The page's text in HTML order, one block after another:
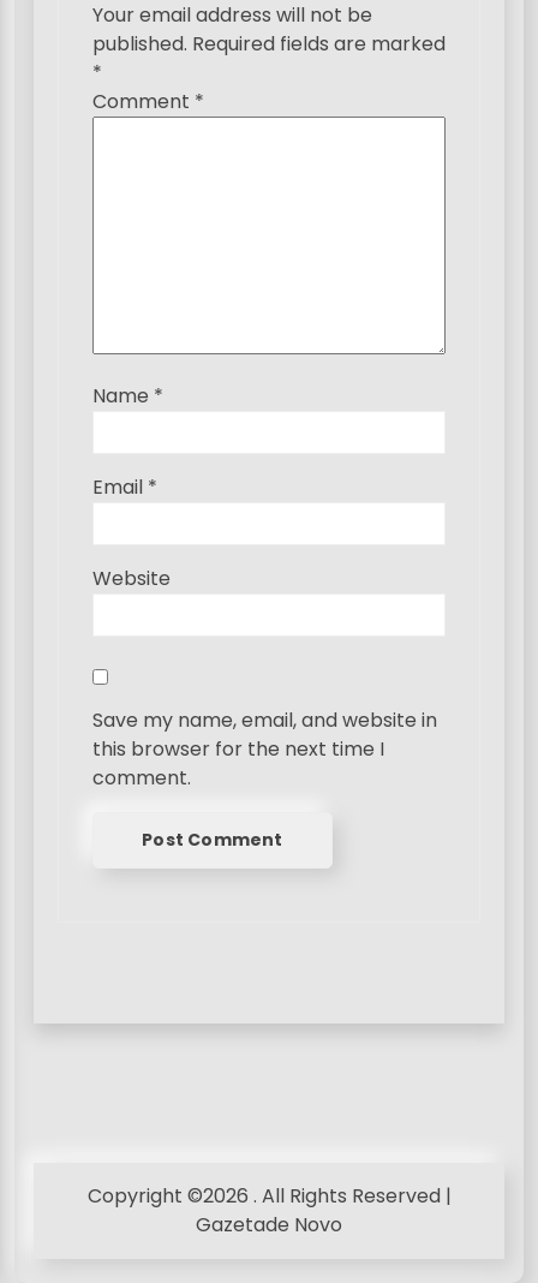
Your email address will not be
published. Required fields are marked
*
Comment *
Name *
Email *
Website
Save my name, email, and website in
this browser for the next time I
comment.
Copyright ©2026 . All Rights Reserved |
Gazetade Novo